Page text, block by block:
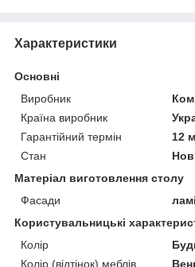
Характеристики
Основні
Виробник
Країна виробник
Гарантійний термін
12
Стан
Матеріал виготовлення столу
Фасади
Користувальницькі
Колір
Колір (відтінок) меблів